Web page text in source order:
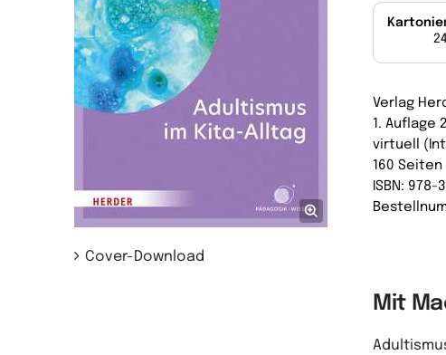
Cover-Download
Verlag
1. Auflage
virtuell
160 Seiten
ISBN: 978-
Mit